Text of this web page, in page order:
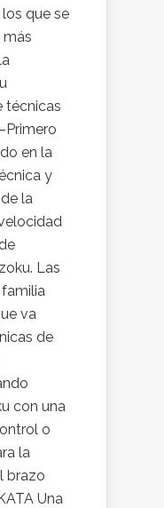
que se
técnicas
en la
y
la
Las
va
de
con una
o
la
brazo
Una